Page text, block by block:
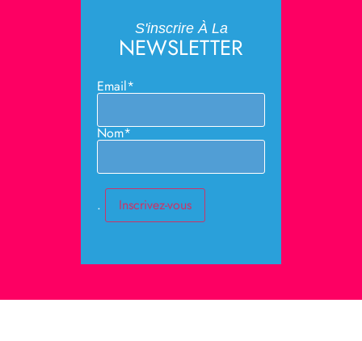
S'inscrire À La
NEWSLETTER
Email*
Nom*
.